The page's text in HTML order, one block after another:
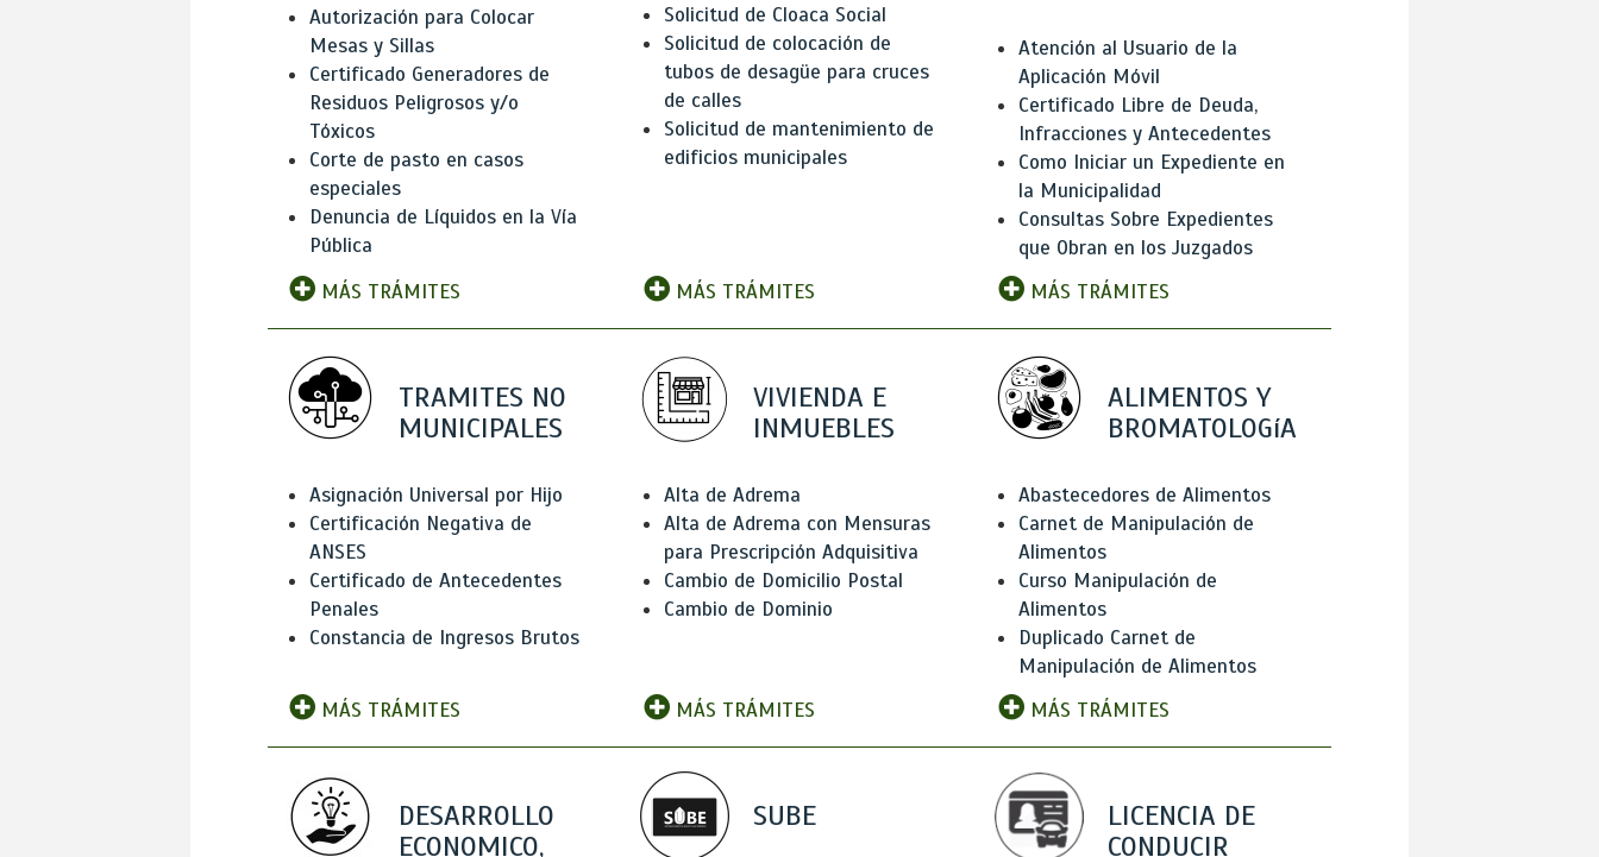
Autorización para Colocar
Mesas y Sillas
Certificado Generadores de
Residuos Peligrosos y/o
Tóxicos
Corte de pasto en casos
especiales
Denuncia de Líquidos en la Vía
Pública
MÁS TRÁMITES
Solicitud de Cloaca Social
Solicitud de colocación de
tubos de desagüe para cruces
de calles
Solicitud de mantenimiento de
edificios municipales
MÁS TRÁMITES
Atención al Usuario de la
Aplicación Móvil
Certificado Libre de Deuda,
Infracciones y Antecedentes
Como Iniciar un Expediente en
la Municipalidad
Consultas Sobre Expedientes
que Obran en los Juzgados
MÁS TRÁMITES
TRAMITES NO
MUNICIPALES
Asignación Universal por Hijo
Certificación Negativa de
ANSES
Certificado de Antecedentes
Penales
Constancia de Ingresos Brutos
MÁS TRÁMITES
VIVIENDA E
INMUEBLES
Alta de Adrema
Alta de Adrema con Mensuras
para Prescripción Adquisitiva
Cambio de Domicilio Postal
Cambio de Dominio
MÁS TRÁMITES
ALIMENTOS Y
BROMATOLOGíA
Abastecedores de Alimentos
Carnet de Manipulación de
Alimentos
Curso Manipulación de
Alimentos
Duplicado Carnet de
Manipulación de Alimentos
MÁS TRÁMITES
DESARROLLO
ECONOMICO,
SUBE
LICENCIA DE
CONDUCIR